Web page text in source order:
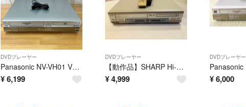
DVDプレーヤー
Panasonic NV-VH01 VHS DVD一体型ビデオデッキ 再生確認済
¥6,199
DVDプレーヤー
【動作品】SHARP Hi-Fiビデオ一体型DVDプレーヤー DV-NC550
¥4,999
DVDプレーヤー
¥ 6,000